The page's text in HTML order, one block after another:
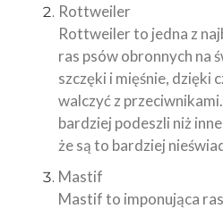
Rottweiler
Rottweiler to jedna z
ras psów obronnych na
szczęki i mięśnie, dzięki
walczyć z
bardziej podeszli niż
że są to bardziej
Mastif
Mastif to imponująca